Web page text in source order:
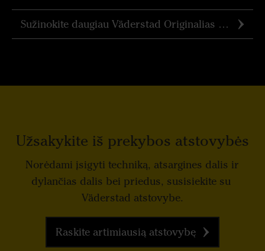
Sužinokite daugiau Väderstad Originalias Dalis
Užsakykite iš prekybos atstovybės
Norėdami įsigyti techniką, atsargines dalis ir
dylančias dalis bei priedus, susisiekite su
Väderstad atstovybe.
Raskite artimiausią atstovybę